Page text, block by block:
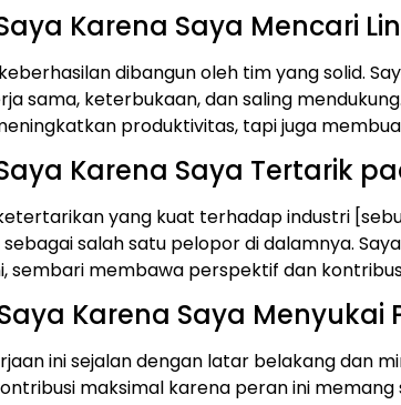
Karena Saya Mencari
dibangun oleh tim yang solid.
sama, keterbukaan, dan saling
produktivitas, tapi juga
Karena Saya Tertarik
yang kuat terhadap industri
salah satu pelopor di dalamnya.
sembari membawa perspektif dan
Karena Saya Menyukai
ini sejalan dengan latar belakang dan
maksimal karena peran ini memang